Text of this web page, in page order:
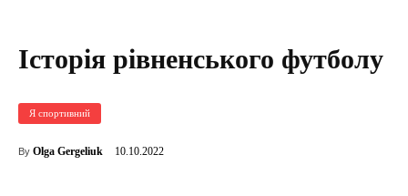
Історія рівненського футболу
Я спортивний
By Olga Gergeliuk 10.10.2022